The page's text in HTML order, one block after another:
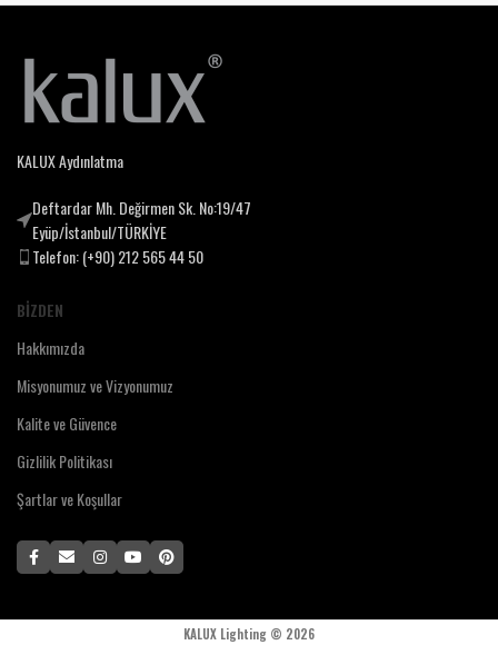
KALUX Aydınlatma
Deftardar Mh. Değirmen Sk. No:19/47
Eyüp/İstanbul/TÜRKİYE
Telefon: (+90) 212 565 44 50
BIZDEN
Hakkımızda
Misyonumuz ve Vizyonumuz
Kalite ve Güvence
Gizlilik Politikası
Şartlar ve Koşullar
KALUX Lighting © 2026